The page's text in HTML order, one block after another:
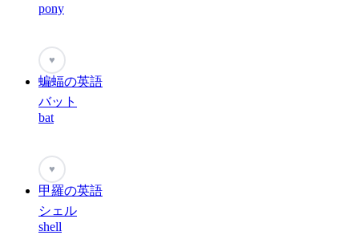
pony
♥
蝙蝠の英語
バット
bat
♥
甲羅の英語
シェル
shell